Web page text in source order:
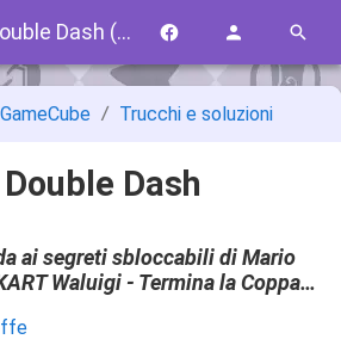
Mario Kart Double Dash (trucchi)
GameCube Trucchi e soluzioni
Dash
ai segreti sbloccabili di Mario
Waluigi - Termina la Coppa…